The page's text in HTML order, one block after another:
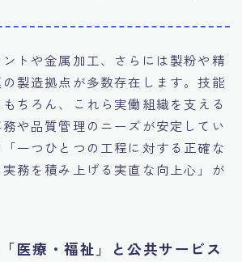
トや金属加工、さらには製粉や精
製造拠点が多数存在します。技能
ちろん、これら実働組織を支える
や品質管理のニーズが安定してい
一つひとつの工程に対する正確な
務を積み上げる実直な向上心」が
医療・福祉」と公共サービス